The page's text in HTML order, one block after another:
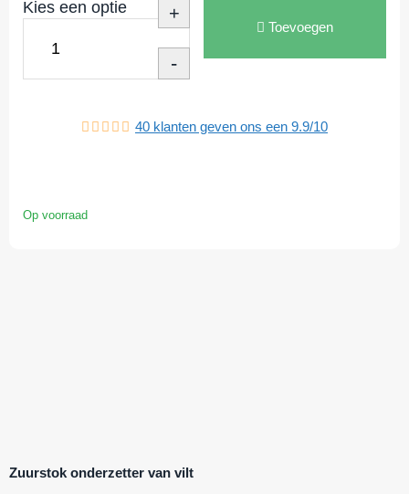
Kies een optie +
-
Toevoegen
40 klanten geven ons een 9.9/10
Op voorraad
Zuurstok onderzetter van vilt